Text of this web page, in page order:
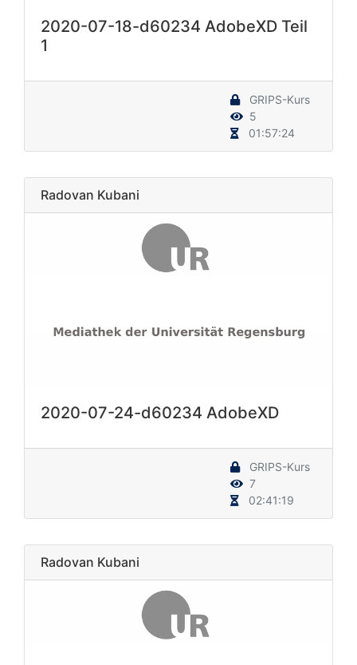
2020-07-18-d60234 AdobeXD Teil
1
GRIPS-Kurs
5
01:57:24
Radovan Kubani
2020-07-24-d60234 AdobeXD
GRIPS-Kurs
7
02:41:19
Radovan Kubani